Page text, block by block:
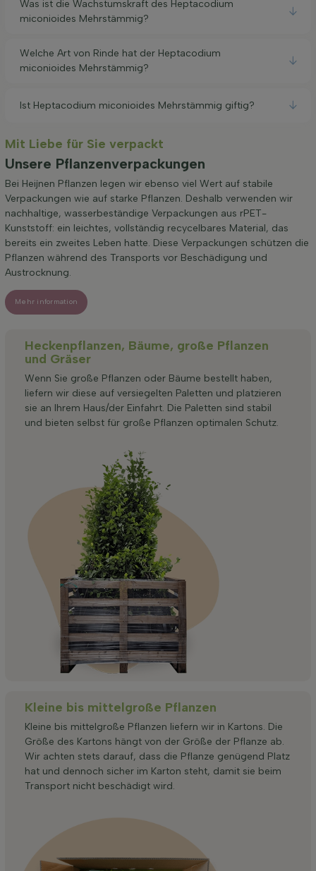
Was ist die Wachstumskraft des Heptacodium
miconioides Mehrstämmig?
Welche Art von Rinde hat der Heptacodium
miconioides Mehrstämmig?
Ist Heptacodium miconioides Mehrstämmig giftig?
Mit Liebe für Sie verpackt
Unsere Pflanzenverpackungen
Bei Heijnen Pflanzen legen wir ebenso viel Wert auf stabile
Verpackungen wie auf starke Pflanzen. Deshalb verwenden wir
nachhaltige, wasserbeständige Verpackungen aus rPET-
Kunststoff: ein leichtes, vollständig recycelbares Material, das
bereits ein zweites Leben hatte. Diese Verpackungen schützen die
Pflanzen während des Transports vor Beschädigung und
Austrocknung.
Mehr information
Heckenpflanzen, Bäume, große Pflanzen
und Gräser
Wenn Sie große Pflanzen oder Bäume bestellt haben,
liefern wir diese auf versiegelten Paletten und platzieren
sie an Ihrem Haus/der Einfahrt. Die Paletten sind stabil
und bieten selbst für große Pflanzen optimalen Schutz.
Kleine bis mittelgroße Pflanzen
Kleine bis mittelgroße Pflanzen liefern wir in Kartons. Die
Größe des Kartons hängt von der Größe der Pflanze ab.
Wir achten stets darauf, dass die Pflanze genügend Platz
hat und dennoch sicher im Karton steht, damit sie beim
Transport nicht beschädigt wird.